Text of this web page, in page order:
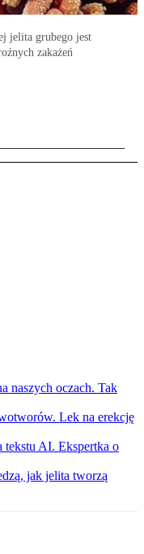
jelita grubego jest
zakażeń
naszych oczach. Tak
Lek na erekcję
tekstu AI. Ekspertka o
jak jelita tworzą